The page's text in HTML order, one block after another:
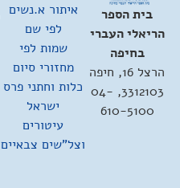
בית הספר
הריאלי העברי
בחיפה
הרצל 16, חיפה
3312103, 04-
610-5100
איתור א.נשים
לפי שם
שמות לפי
מחזורי סיום
כלות וחתני פרס
ישראל
עיטורים
וצל"שים צבאיים